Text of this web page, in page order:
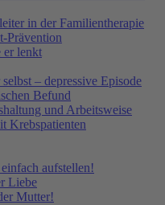
in der Familientherapie
Prävention
er lenkt
– depressive Episode
Befund
und Arbeitsweise
Krebspatienten
aufstellen!
Liebe
Mutter!